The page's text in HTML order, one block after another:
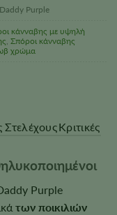
Purple
κάνναβης με υψηλή
, Σπόροι κάνναβης
χρώμα
ΣτελέχουςΚριτικές
Purple
των ποικιλιών